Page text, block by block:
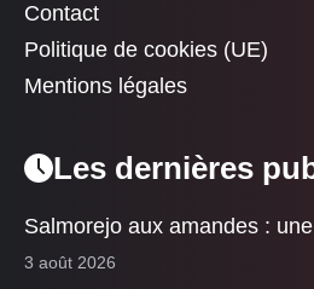
Contact
Politique de cookies (UE)
Mentions légales
Les dernières
Salmorejo aux amandes :
3 août 2026